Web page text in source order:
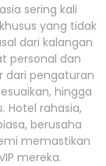
sering kali
yang tidak
dari kalangan
personal dan
dari pengaturan
hingga
Hotel rahasia,
berusaha
memastikan
mereka.